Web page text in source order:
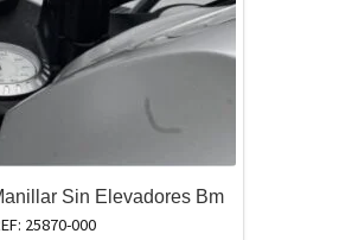
Sin Elevadores Bm
25870-000